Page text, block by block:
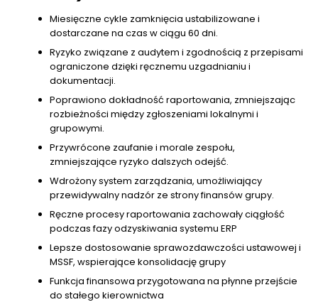
Miesięczne cykle zamknięcia ustabilizowane i
dostarczane na czas w ciągu 60 dni.
Ryzyko związane z audytem i zgodnością z przepisami
ograniczone dzięki ręcznemu uzgadnianiu i
dokumentacji.
Poprawiono dokładność raportowania, zmniejszając
rozbieżności między zgłoszeniami lokalnymi i
grupowymi.
Przywrócone zaufanie i morale zespołu,
zmniejszające ryzyko dalszych odejść.
Wdrożony system zarządzania, umożliwiający
przewidywalny nadzór ze strony finansów grupy.
Ręczne procesy raportowania zachowały ciągłość
podczas fazy odzyskiwania systemu ERP
Lepsze dostosowanie sprawozdawczości ustawowej i
MSSF, wspierające konsolidację grupy
Funkcja finansowa przygotowana na płynne przejście
do stałego kierownictwa